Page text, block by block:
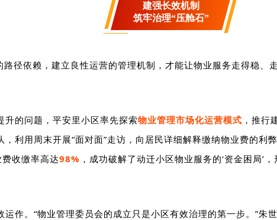
建强长效机制
筑牢治理“压舱石”
路径依赖，建立良性运营的管理机制，才能让物业服务走得稳、
的问题， 平安里小区率先探索物业管理市场化运营模式 ，推行
利用周末开展“面对面”走访，向居民详细解释缴纳物业费的利
收缴率高达98% ，成功破解了动迁小区物业服务的‘资金困局’
作。“物业管理委员会的成立只是小区有效治理的第一步。”